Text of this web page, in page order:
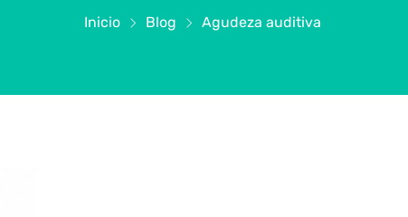
Inicio Blog Agudeza auditiva